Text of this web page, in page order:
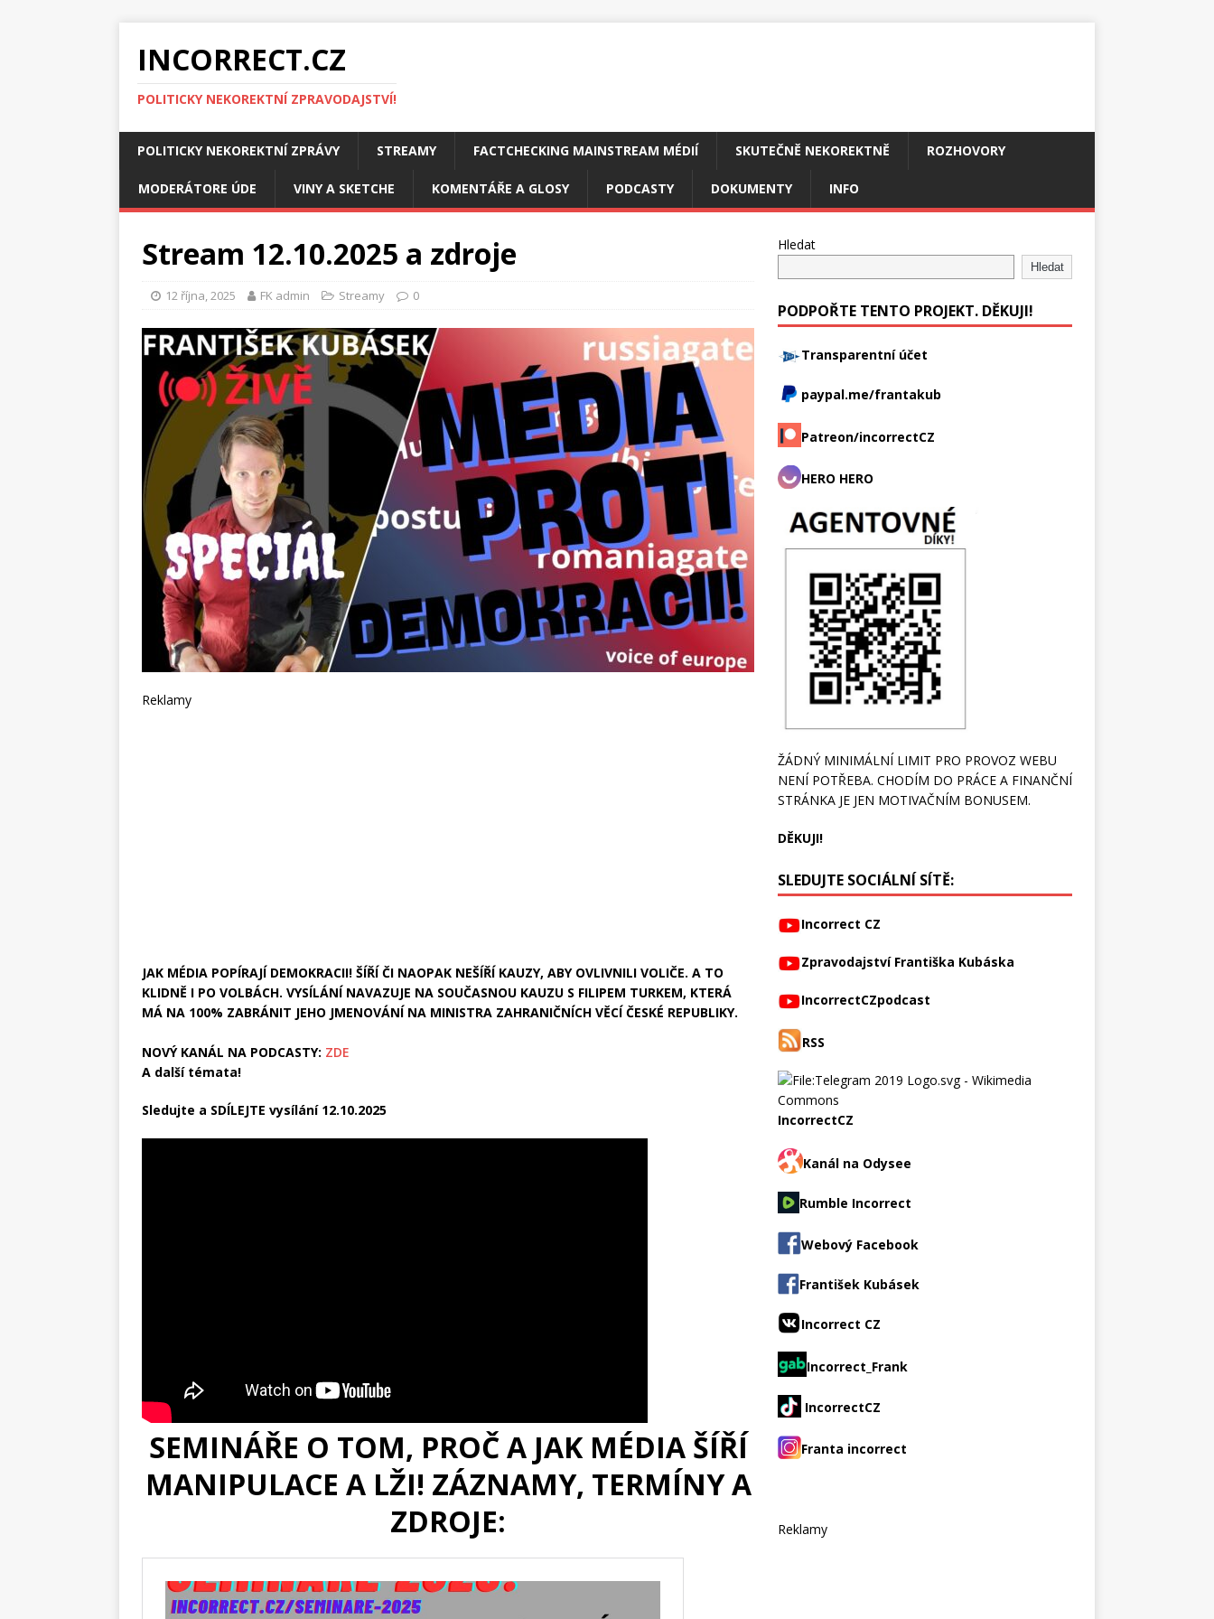
INCORRECT.CZ
POLITICKY NEKOREKTNÍ ZPRAVODAJSTVÍ!
POLITICKY NEKOREKTNÍ ZPRÁVY STREAMY FACTCHECKING MAINSTREAM MÉDIÍ SKUTEČNĚ NEKOREKTNĚ ROZHOVORY
MODERÁTORE ÚDE VINY A SKETCHE KOMENTÁŘE A GLOSY PODCASTY DOKUMENTY INFO
Stream 12.10.2025 a zdroje
12 října, 2025 FK admin Streamy 0
Reklamy
JAK MÉDIA POPÍRAJÍ DEMOKRACII! ŠÍŘÍ ČI NAOPAK NEŠÍŘÍ KAUZY, ABY OVLIVNILI VOLIČE. A TO
KLIDNĚ I PO VOLBÁCH. VYSÍLÁNÍ NAVAZUJE NA SOUČASNOU KAUZU S FILIPEM TURKEM, KTERÁ
MÁ NA 100% ZABRÁNIT JEHO JMENOVÁNÍ NA MINISTRA ZAHRANIČNÍCH VĚCÍ ČESKÉ REPUBLIKY.
NOVÝ KANÁL NA PODCASTY: ZDE
A další témata!
Sledujte a SDÍLEJTE vysílání 12.10.2025
SEMINÁŘE O TOM, PROČ A JAK MÉDIA ŠÍŘÍ
MANIPULACE A LŽI! ZÁZNAMY, TERMÍNY A
ZDROJE:
Hledat
Hledat
PODPOŘTE TENTO PROJEKT. DĚKUJI!
Transparentní účet
paypal.me/frantakub
Patreon/incorrectCZ
HERO HERO
ŽÁDNÝ MINIMÁLNÍ LIMIT PRO PROVOZ WEBU
NENÍ POTŘEBA. CHODÍM DO PRÁCE A FINANČNÍ
STRÁNKA JE JEN MOTIVAČNÍM BONUSEM.
DĚKUJI!
SLEDUJTE SOCIÁLNÍ SÍTĚ:
Incorrect CZ
Zpravodajství Františka Kubáska
IncorrectCZpodcast
RSS
IncorrectCZ
Kanál na Odysee
Rumble Incorrect
Webový Facebook
František Kubásek
Incorrect CZ
Incorrect_Frank
IncorrectCZ
Franta incorrect
Reklamy